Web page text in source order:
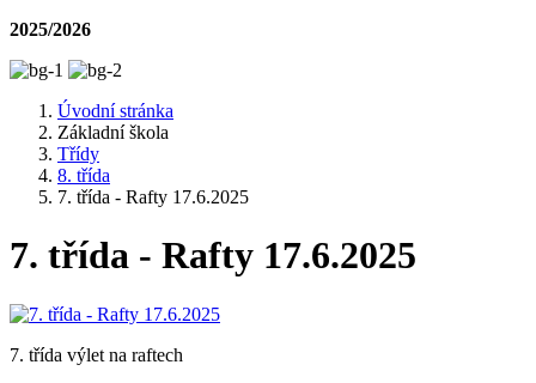
2025/2026
Úvodní stránka
Základní škola
Třídy
8. třída
7. třída - Rafty 17.6.2025
7. třída - Rafty 17.6.2025
7. třída výlet na raftech